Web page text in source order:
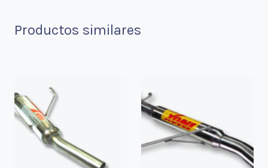
Productos similares